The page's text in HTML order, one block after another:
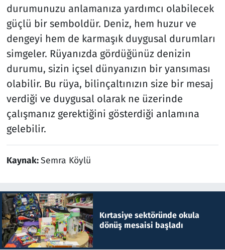
durumunuzu anlamanıza yardımcı olabilecek
güçlü bir semboldür. Deniz, hem huzur ve
dengeyi hem de karmaşık duygusal durumları
simgeler. Rüyanızda gördüğünüz denizin
durumu, sizin içsel dünyanızın bir yansıması
olabilir. Bu rüya, bilinçaltınızın size bir mesaj
verdiği ve duygusal olarak ne üzerinde
çalışmanız gerektiğini gösterdiği anlamına
gelebilir.
Kaynak:Semra Köylü
Kırtasiye sektöründe okula
dönüş mesaisi başladı